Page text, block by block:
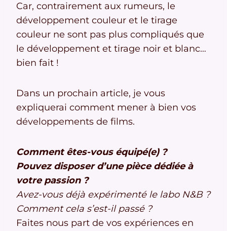
Car, contrairement aux rumeurs, le
développement couleur et le tirage
couleur ne sont pas plus compliqués que
le développement et tirage noir et blanc…
bien fait !
Dans un prochain article, je vous
expliquerai comment mener à bien vos
développements de films.
Comment êtes-vous équipé(e) ?
Pouvez disposer d’une pièce dédiée à
votre passion ?
Avez-vous déjà expérimenté le labo N&B ?
Comment cela s’est-il passé ?
Faites nous part de vos expériences en